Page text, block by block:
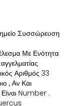
Συσσώρευση
Με Ενότητα
Αριθμός 33
, Αν Και
Είναι Number .